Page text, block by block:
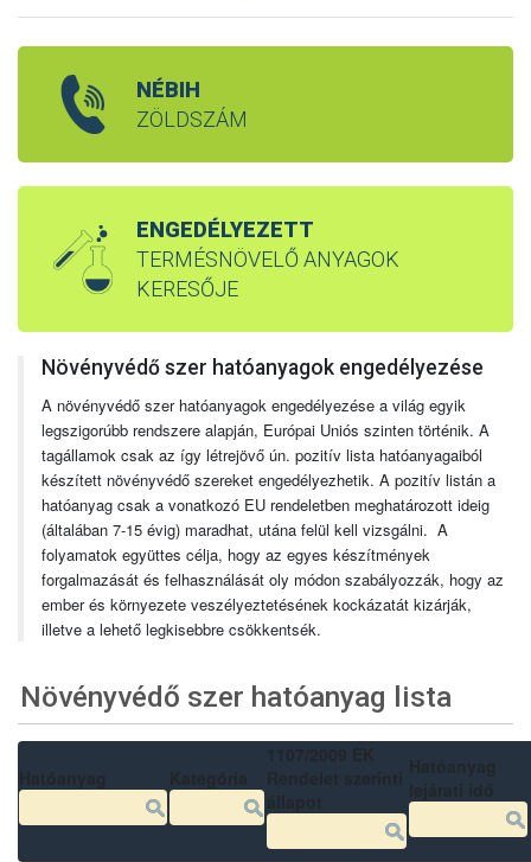
NÉBIH
ZÖLDSZÁM
ENGEDÉLYEZETT
TERMÉSNÖVELŐ ANYAGOK
KERESŐJE
Növényvédő szer hatóanyagok engedélyezése
A növényvédő szer hatóanyagok engedélyezése a világ egyik
legszigorúbb rendszere alapján, Európai Uniós szinten történik. A
tagállamok csak az így létrejövő ún. pozitív lista hatóanyagaiból
készített növényvédő szereket engedélyezhetik. A pozitív listán a
hatóanyag csak a vonatkozó EU rendeletben meghatározott ideig
(általában 7-15 évig) maradhat, utána felül kell vizsgálni. A
folyamatok együttes célja, hogy az egyes készítmények
forgalmazását és felhasználását oly módon szabályozzák, hogy az
ember és környezete veszélyeztetésének kockázatát kizárják,
illetve a lehető legkisebbre csökkentsék.
Növényvédő szer hatóanyag lista